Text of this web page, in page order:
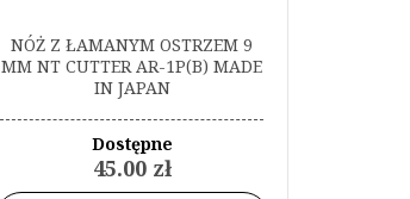
NÓŻ Z ŁAMANYM OSTRZEM 9
MM NT CUTTER AR-1P(B) MADE
IN JAPAN
Dostępne
45.00 zł